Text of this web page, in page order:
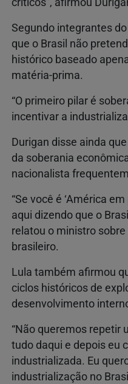
críticos”, afirmou
Segundo integrantes
que o Brasil não
histórico baseado
matéria-prima.
“O primeiro pilar é
incentivar a
Durigan disse ainda
da soberania
nacionalista
“Se você é ‘América
aqui dizendo que o
relatou o ministro
brasileiro.
Lula também afirmou
ciclos históricos de
desenvolvimento
“Não queremos repetir
tudo daqui e depois eu
industrializada. Eu
industrialização no